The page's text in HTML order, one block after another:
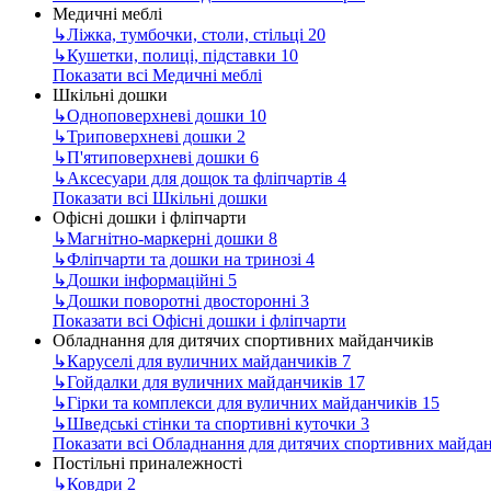
Медичні меблі
↳Ліжка, тумбочки, столи, стільці 20
↳Кушетки, полиці, підставки 10
Показати всі Медичні меблі
Шкільні дошки
↳Одноповерхневі дошки 10
↳Триповерхневі дошки 2
↳П'ятиповерхневі дошки 6
↳Аксесуари для дощок та фліпчартів 4
Показати всі Шкільні дошки
Офісні дошки і фліпчарти
↳Магнітно-маркерні дошки 8
↳Фліпчарти та дошки на тринозі 4
↳Дошки інформаційні 5
↳Дошки поворотні двосторонні 3
Показати всі Офісні дошки і фліпчарти
Обладнання для дитячих спортивних майданчиків
↳Каруселі для вуличних майданчиків 7
↳Гойдалки для вуличних майданчиків 17
↳Гірки та комплекси для вуличних майданчиків 15
↳Шведські стінки та спортивні куточки 3
Показати всі Обладнання для дитячих спортивних
Постільні приналежності
↳Ковдри 2